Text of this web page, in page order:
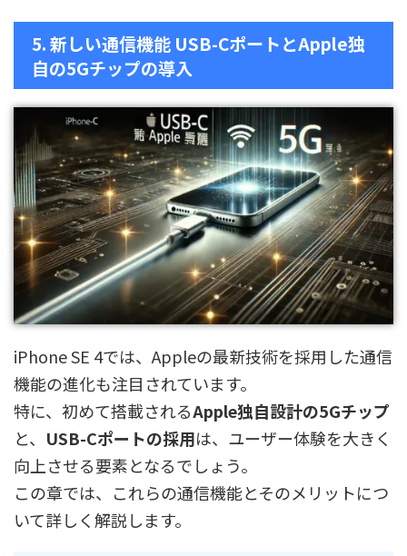
5. 新しい通信機能 USB-CポートとApple独
自の5Gチップの導入
iPhone SE 4では、Appleの最新技術を採用した通信
機能の進化も注目されています。
特に、初めて搭載されるApple独自設計の5Gチップ
と、 USB-Cポートの採用は、ユーザー体験を大きく
向上させる要素となるでしょう。
この章では、これらの通信機能とそのメリットにつ
いて詳しく解説します。